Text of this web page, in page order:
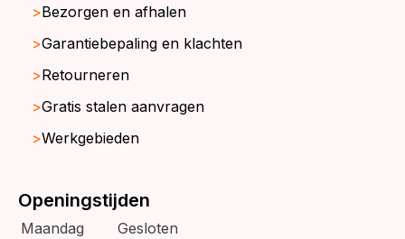
Bezorgen en afhalen
Garantiebepaling en klachten
Retourneren
Gratis stalen aanvragen
Werkgebieden
Openingstijden
Maandag
Gesloten